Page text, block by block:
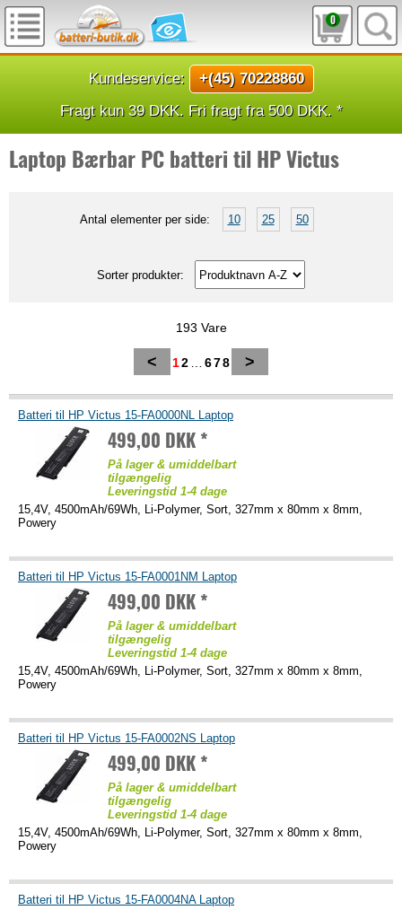
0
Kundeservice:
+(45) 70228860
Fragt kun 39 DKK. Fri fragt fra 500 DKK. *
Laptop Bærbar PC batteri til HP Victus
Antal elementer per side: 10 25 50
Sorter produkter:
193 Vare
< 12 678 >
Batteri til HP Victus 15-FA0000NL Laptop
499,00 DKK *
På lager & umiddelbart
tilgængelig
Leveringstid 1-4 dage
15,4V, 4500mAh/69Wh, Li-Polymer, Sort, 327mm x 80mm x 8mm,
Powery
Batteri til HP Victus 15-FA0001NM Laptop
499,00 DKK *
På lager & umiddelbart
tilgængelig
Leveringstid 1-4 dage
15,4V, 4500mAh/69Wh, Li-Polymer, Sort, 327mm x 80mm x 8mm,
Powery
Batteri til HP Victus 15-FA0002NS Laptop
499,00 DKK *
På lager & umiddelbart
tilgængelig
Leveringstid 1-4 dage
15,4V, 4500mAh/69Wh, Li-Polymer, Sort, 327mm x 80mm x 8mm,
Powery
Batteri til HP Victus 15-FA0004NA Laptop